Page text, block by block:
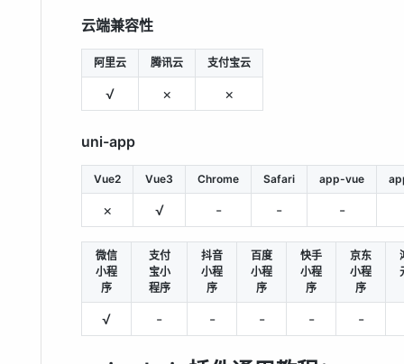
云端兼容性
阿里云 腾讯云 支付宝云
√ × ×
uni-app
Vue2 Vue3 Chrome Safari app-vue
× √ - - -
微信
小程
序
支付
宝小
程序
抖音
小程
序
百度
小程
序
快手
小程
序
京东
小程
序
√ - - - - -